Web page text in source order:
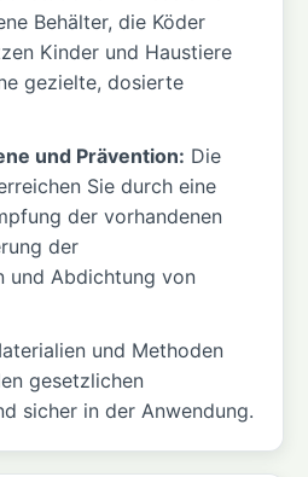
Behälter, die Köder
Kinder und Haustiere
gezielte, dosierte
und Prävention: Die
Sie durch eine
der vorhandenen
der
und Abdichtung von
und Methoden
gesetzlichen
sicher in der Anwendung.